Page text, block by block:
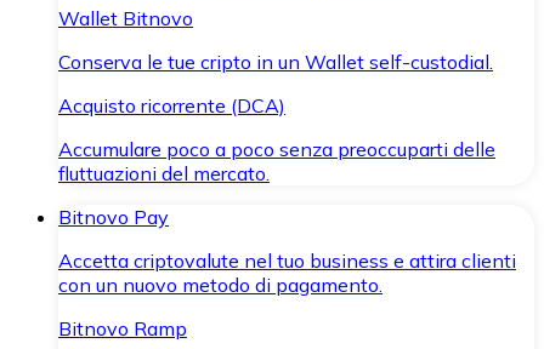
Wallet Bitnovo
Conserva le tue cripto in un Wallet self-custodial.
Acquisto ricorrente (DCA)
Accumulare poco a poco senza preoccuparti delle
fluttuazioni del mercato.
Bitnovo Pay
Accetta criptovalute nel tuo business e attira clienti
con un nuovo metodo di pagamento.
Bitnovo Ramp